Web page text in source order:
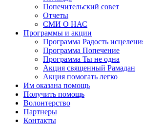
Попечительский совет
Отчеты
СМИ О НАС
Программы и акции
Программа Радость
Программа Попечение
Программа Ты не одна
Акция священный Рамадан
Акция помогать легко
Им оказана помощь
Получить помощь
Волонтерство
Партнеры
Контакты